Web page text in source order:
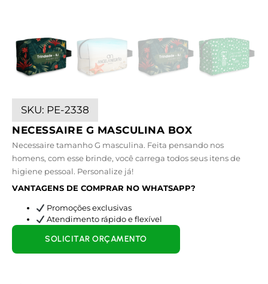
SKU: PE-2338
NECESSAIRE G MASCULINA BOX
Necessaire tamanho G masculina. Feita pensando nos
homens, com esse brinde, você carrega todos seus itens de
higiene pessoal. Personalize já!
VANTAGENS DE COMPRAR NO WHATSAPP?
Promoções exclusivas
Atendimento rápido e flexível
SOLICITAR ORÇAMENTO